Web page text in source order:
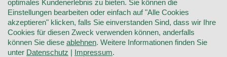
KONTAKT
DATENSCHUTZ
optimales Kundenerlebnis zu bieten. Sie können die
Einstellungen bearbeiten oder einfach auf "Alle Cookies
akzeptieren" klicken, falls Sie einverstanden Sind, dass wir Ihre
Cookies für diesen Zweck verwenden können, anderfalls
können Sie diese ablehnen. Weitere Informationen finden Sie
unter Datenschutz | Impressum.